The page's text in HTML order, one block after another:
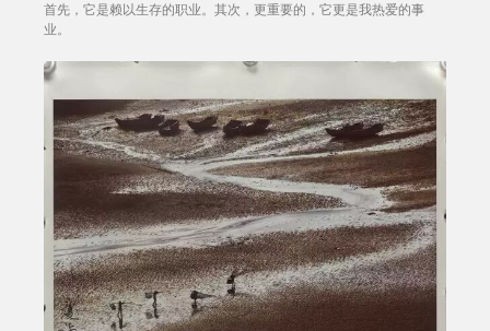
首先，它是赖以生存的职业。其次，更重要的，它更是我热爱的事
业。